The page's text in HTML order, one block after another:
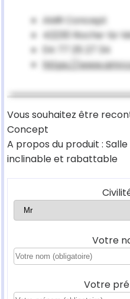
AMR Concept
42230 Roche-la-
04 77 25 27 34
https://
Vous souhaitez être
Concept
A propos du produit :
inclinable et rabattable
Votre
Votre